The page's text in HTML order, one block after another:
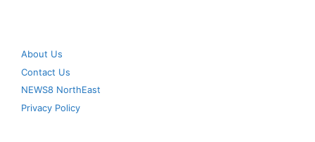
About Us
Contact Us
NEWS8 NorthEast
Privacy Policy